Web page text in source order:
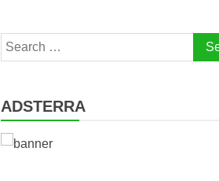
Search
for:
ADSTERRA